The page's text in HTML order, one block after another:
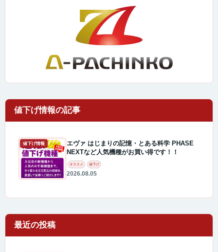
値下げ情報
エヴァ はじまりの記憶・とある科学 PHASE
NEXTなど人気機種がお買い得です！！
オススメ 値下げ
2026.08.05
最近の投稿